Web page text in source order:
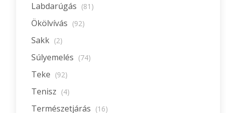
Labdarúgás (81)
Ökölvívás (92)
Sakk (2)
Súlyemelés (74)
Teke (92)
Tenisz (4)
Természetjárás (16)